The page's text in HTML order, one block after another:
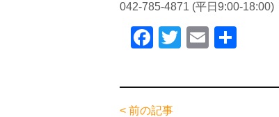
042-785-4871 (平日9:00-18:00)
F
c
e
T
tt
E
ail
< 前の記事